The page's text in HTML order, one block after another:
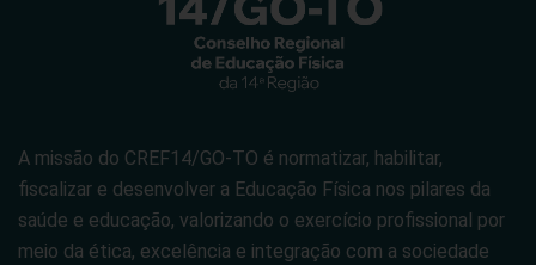
A missão do CREF14/GO-TO é normatizar, habilitar,
fiscalizar e desenvolver a Educação Física nos pilares da
saúde e educação, valorizando o exercício profissional por
meio da ética, excelência e integração com a sociedade